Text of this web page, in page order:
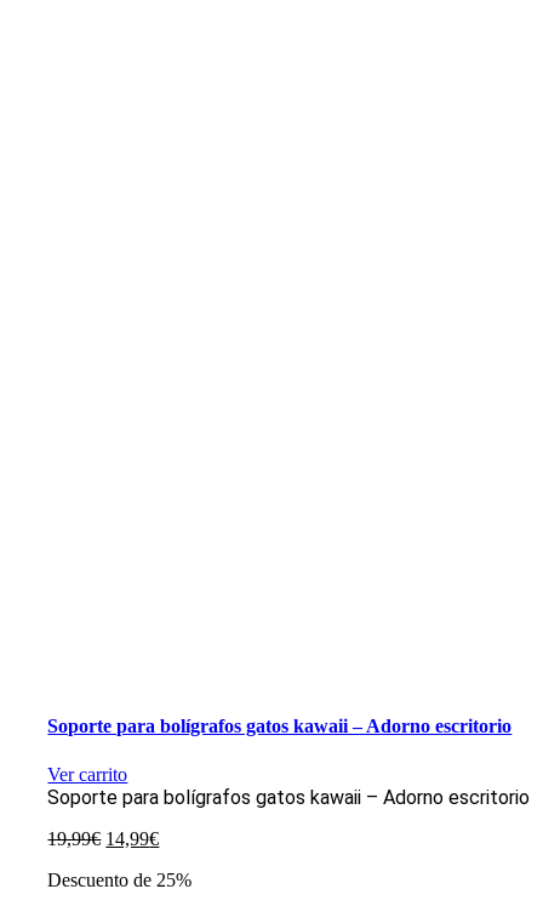
Soporte para bolígrafos gatos kawaii – Adorno escritorio
Ver carrito
Soporte para bolígrafos gatos kawaii – Adorno escritorio
19,99€ El
original
14,99€El
actual
Descuento de 25%